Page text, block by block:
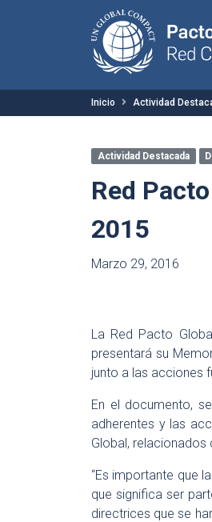
Inicio Actividad
Actividad Destacada
Red
2015
Marzo 29, 2016
La Red Pacto
presentará su
junto a las acciones
En el documento,
adherentes y las
Global, relacionados
“Es importante que
que significa ser
directrices que se